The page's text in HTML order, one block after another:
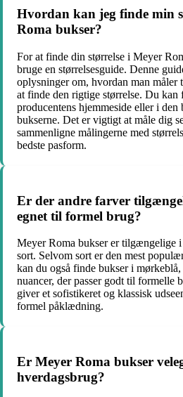
Hvordan kan jeg finde min
Roma bukser?
For at finde din størrelse i Meyer
bruge en størrelsesguide. Denne
oplysninger om, hvordan man
at finde den rigtige størrelse. Du kan
producentens hjemmeside eller i
bukserne. Det er vigtigt at måle dig
sammenligne målingerne med
bedste pasform.
Er der andre farver
egnet til formel brug?
Meyer Roma bukser er tilgængelige
sort. Selvom sort er den mest
kan du også finde bukser i
nuancer, der passer godt til formelle
giver et sofistikeret og klassisk
formel påklædning.
Er Meyer Roma bukser
hverdagsbrug?